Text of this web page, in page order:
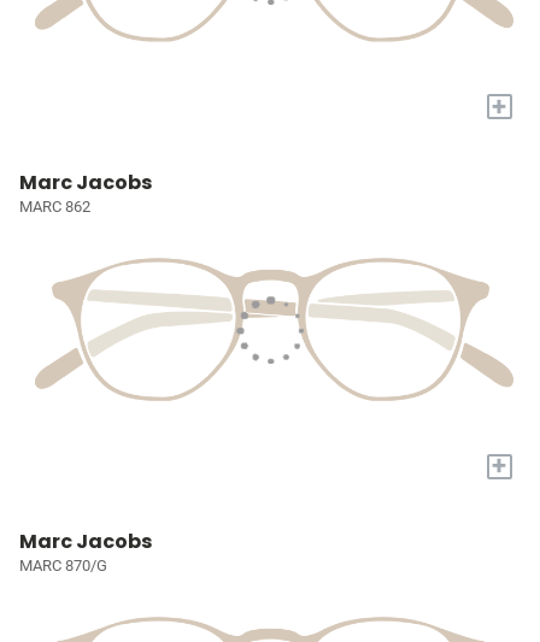
+
Marc Jacobs
MARC 862
+
Marc Jacobs
MARC 870/G